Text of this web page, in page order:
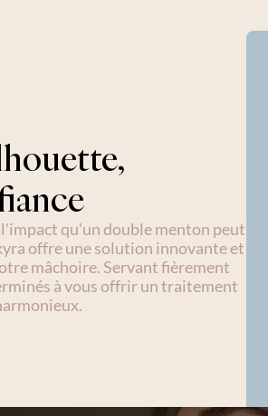
qu'un double menton peut
offre une solution innovante et
mâchoire. Servant fièrement
à vous offrir un traitement